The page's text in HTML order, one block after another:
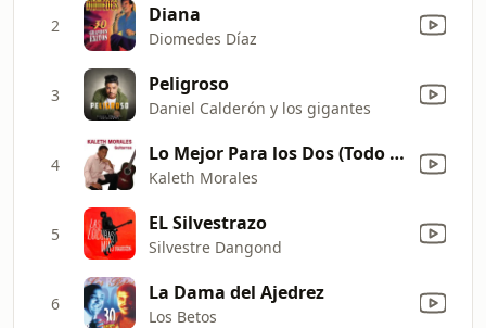
2 Diana
Diomedes Díaz
3 Peligroso
Daniel Calderón y los gigantes
4 Lo Mejor Para los Dos (Todo de Cabeza) [Acordéon - En Vívo]
Kaleth Morales
5 EL Silvestrazo
Silvestre Dangond
6 La Dama del Ajedrez
Los Betos